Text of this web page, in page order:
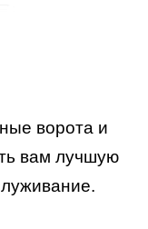
ворота и
вам лучшую